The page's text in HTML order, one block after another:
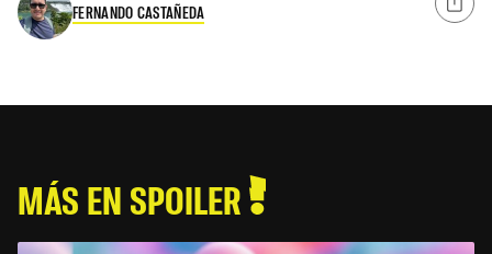
FERNANDO CASTAÑEDA
MÁS EN SPOILER